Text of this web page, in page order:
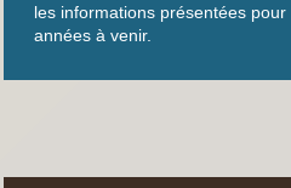
les informations présentées
années à venir.